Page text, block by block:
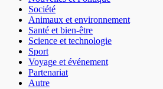
Société
Animaux et environnement
Santé et bien-être
Science et technologie
Sport
Voyage et événement
Partenariat
Autre